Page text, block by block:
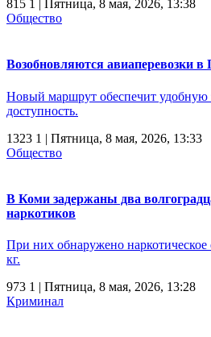
815 1
| Пятница, 8 мая, 2026, 13:38
Общество
Возобновляются авиаперевозки в
Новый маршрут обеспечит удобную
доступность.
1323 1 | Пятница, 8 мая, 2026, 13:33
Общество
В Коми задержаны два
наркотиков
При них обнаружено наркотическое
кг.
973 1 | Пятница, 8 мая, 2026, 13:28
Криминал